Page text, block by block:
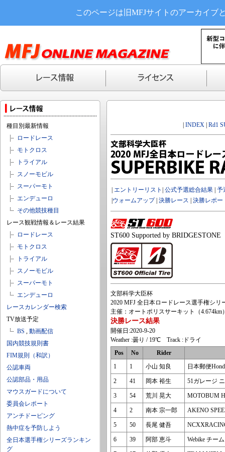
このページは旧MFJサイトのアーカイブ
種目別最新情報
ロードレース
モトクロス
トライアル
スノーモビル
スーパーモト
エンデューロ
その他競技種目
レース観戦情報＆レース結果
ロードレース
モトクロス
トライアル
スノーモビル
スーパーモト
エンデューロ
レースカレンダー検索
TV放送予定
BS , 動画配信
国内競技規則書
FIM規則（和訳）
公認車両
公認部品・用品
マウスガードについて
委員会レポート
アンチドーピング
熱中症を予防しよう
全日本選手権シリーズランキン
グ
INDEX Rd1
エントリーリスト 公式予選総合結果 予
ウォームアップ| 決勝レース 決勝レポー
ST600 Supported by BRIDGESTONE
文部科学大臣杯
2020 MFJ 全日本ロードレース選手権シ
主催：オートポリスサーキット（4.674km
決勝レース結果
開催日:2020-9-20
Weather :曇り / 19℃ Track :ドライ
Pos
No
Rider
1
1 小山 知良 日本郵便
2 41 岡本 裕生 51ガレージ
3 54 荒川 晃大 MOTOBUM
4 2 南本 宗一郎 AKENO
5 50 長尾 健吾
6 39 阿部 恵斗 Webike チー